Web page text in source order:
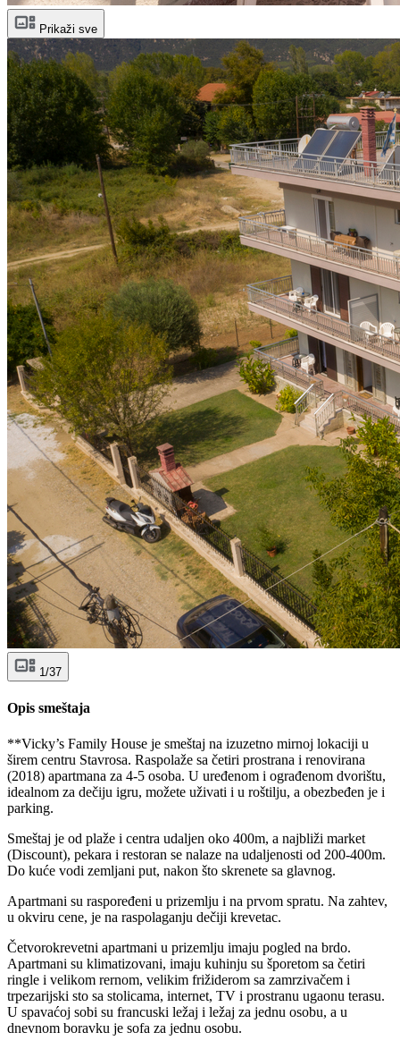
Prikaži sve
1/37
Opis smeštaja
**Vicky’s Family House je smeštaj na izuzetno mirnoj lokaciji u
širem centru Stavrosa. Raspolaže sa četiri prostrana i renovirana
(2018) apartmana za 4-5 osoba. U uređenom i ograđenom dvorištu,
idealnom za dečiju igru, možete uživati i u roštilju, a obezbeđen je i
parking.
Smeštaj je od plaže i centra udaljen oko 400m, a najbliži market
(Discount), pekara i restoran se nalaze na udaljenosti od 200-400m.
Do kuće vodi zemljani put, nakon što skrenete sa glavnog.
Apartmani su raspoređeni u prizemlju i na prvom spratu. Na zahtev,
u okviru cene, je na raspolaganju dečiji krevetac.
Četvorokrevetni apartmani u prizemlju imaju pogled na brdo.
Apartmani su klimatizovani, imaju kuhinju su šporetom sa četiri
ringle i velikom rernom, velikim frižiderom sa zamrzivačem i
trpezarijski sto sa stolicama, internet, TV i prostranu ugaonu terasu.
U spavaćoj sobi su francuski ležaj i ležaj za jednu osobu, a u
dnevnom boravku je sofa za jednu osobu.